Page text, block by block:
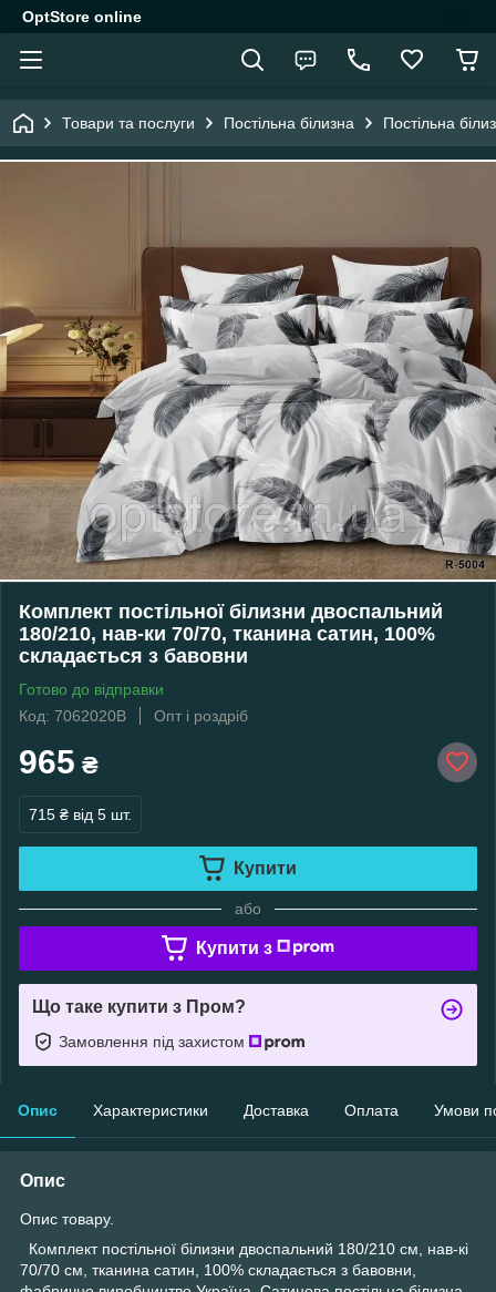
OptStore online
Товари та послуги Постільна білизна Постільна
Комплект постільної білизни двоспальний
180/210, нав-ки 70/70, тканина сатин, 100%
складається з бавовни
Готово до відправки
Код: 7062020В
Опт і роздріб
965 ₴
715 ₴ від 5 шт.
Купити
або
Купити з
Що таке купити з Пром?
Замовлення під захистом
Опис Характеристики Доставка Оплата Умови
Опис
Опис товару.
Комплект постільної білизни двоспальний 180/210 см, нав-кі
70/70 см, тканина сатин, 100% складається з бавовни,